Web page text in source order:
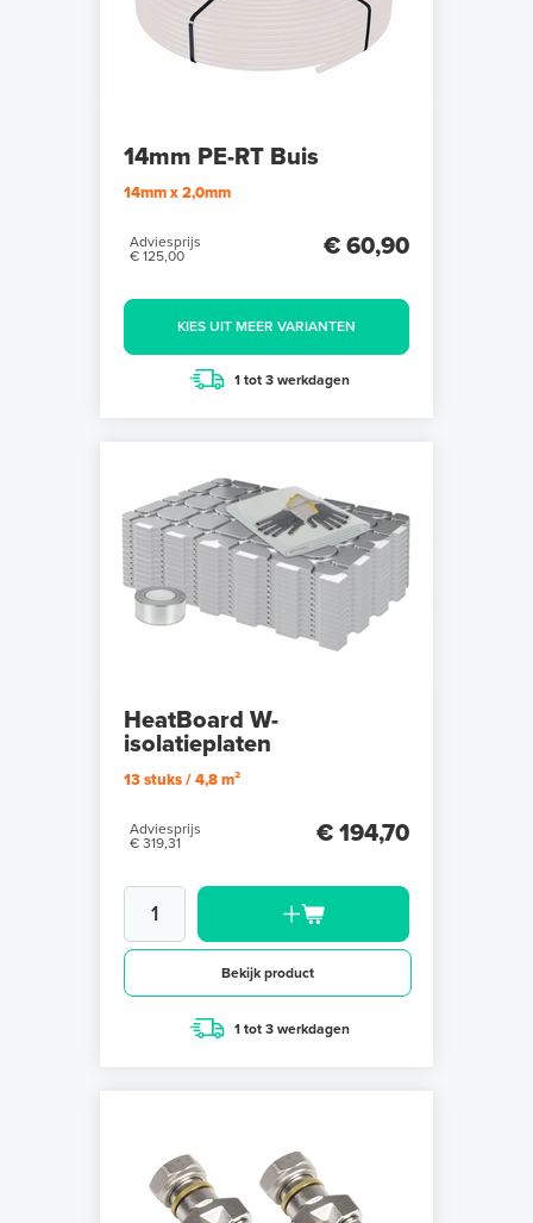
14mm PE-RT Buis
14mm x 2,0mm
Adviesprijs
€ 125,00
€ 60,90
KIES UIT MEER VARIANTEN
1 tot 3 werkdagen
HeatBoard W-
isolatieplaten
13 stuks / 4,8 m²
Adviesprijs
€ 319,31
€ 194,70
Bekijk product
1 tot 3 werkdagen